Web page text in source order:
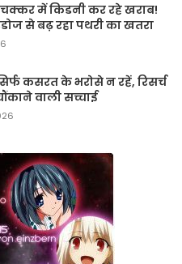
में किडनी कर रहे खराब!
से बढ़ रहा पथरी का खतरा
कसरत के भरोसे न रहें, रिसर्च
वाली सच्चाई